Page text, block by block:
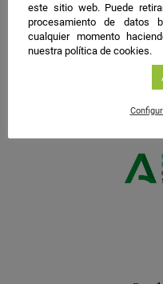
este sitio web. Puede
procesamiento de datos
cualquier momento
nuestra política de cookies.